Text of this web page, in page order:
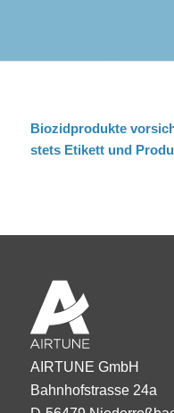
Biozidprodukte
stets Etikett und
AIRTUNE GmbH
Bahnhofstrasse 24a